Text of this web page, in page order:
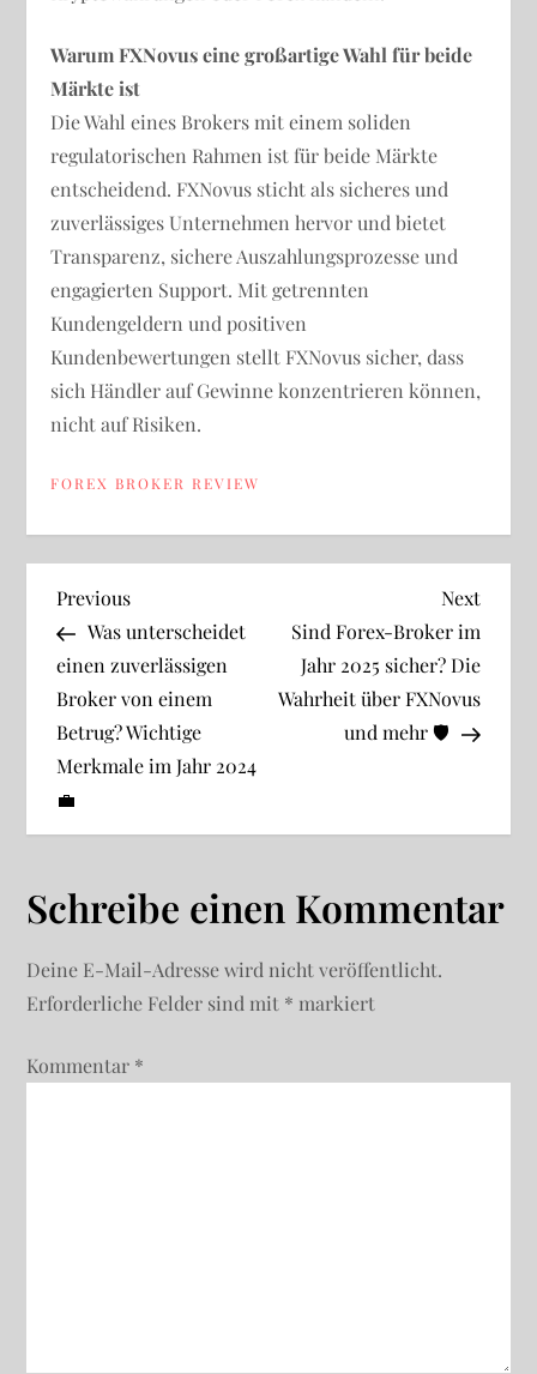
Warum FXNovus eine großartige Wahl für beide
Märkte ist
Die Wahl eines Brokers mit einem soliden
regulatorischen Rahmen ist für beide Märkte
entscheidend. FXNovus sticht als sicheres und
zuverlässiges Unternehmen hervor und bietet
Transparenz, sichere Auszahlungsprozesse und
engagierten Support. Mit getrennten
Kundengeldern und positiven
Kundenbewertungen stellt FXNovus sicher, dass
sich Händler auf Gewinne konzentrieren können,
nicht auf Risiken.
FOREX BROKER REVIEW
B
e
i
t
r
a
s
-
Previous
Post
Previous
Was unterscheidet
einen zuverlässigen
Broker von einem
Betrug? Wichtige
Merkmale im Jahr 2024
💼
Next
Post
Next
Sind Forex-Broker im
Jahr 2025 sicher? Die
Wahrheit über FXNovus
und mehr 🛡️
Schreibe einen Kommentar
Deine E-Mail-Adresse wird nicht veröffentlicht.
Erforderliche Felder sind mit * markiert
Kommentar *